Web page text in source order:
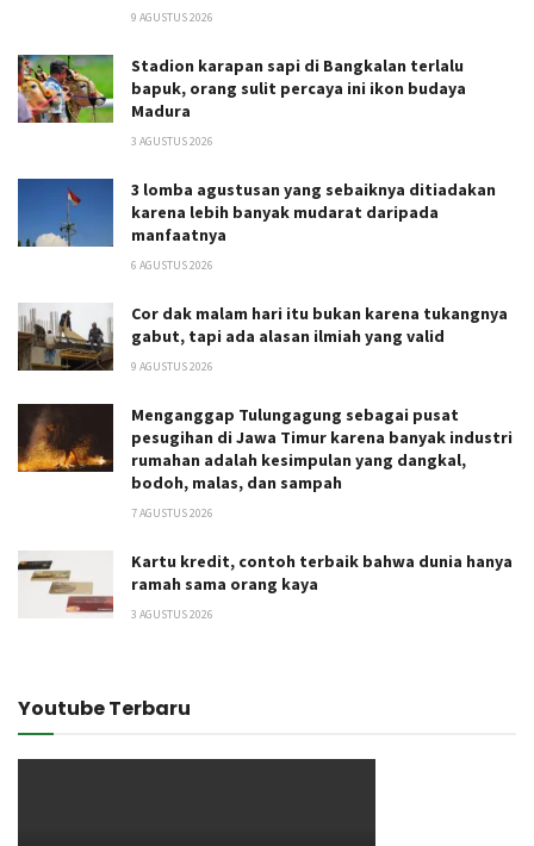
9 AGUSTUS 2026
Stadion karapan sapi di Bangkalan terlalu
bapuk, orang sulit percaya ini ikon budaya
Madura
3 AGUSTUS 2026
3 lomba agustusan yang sebaiknya ditiadakan
karena lebih banyak mudarat daripada
manfaatnya
6 AGUSTUS 2026
Cor dak malam hari itu bukan karena tukangnya
gabut, tapi ada alasan ilmiah yang valid
9 AGUSTUS 2026
Menganggap Tulungagung sebagai pusat
pesugihan di Jawa Timur karena banyak industri
rumahan adalah kesimpulan yang dangkal,
bodoh, malas, dan sampah
7 AGUSTUS 2026
Kartu kredit, contoh terbaik bahwa dunia hanya
ramah sama orang kaya
3 AGUSTUS 2026
Youtube Terbaru